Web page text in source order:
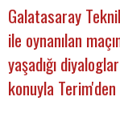
Galatasaray
ile oynanılan
yaşadığı
konuyla